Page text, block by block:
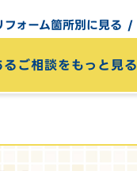
フォーム箇所別に見る
るご相談をもっと見る